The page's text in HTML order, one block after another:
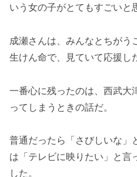
いう女の子がとてもすごいと
成瀬さんは、みんなとちがう
生けん命で、見ていて応援し
一番心に残ったのは、西武大
ってしまうときの話だ。
普通だったら「さびしいな」
は「テレビに映りたい」と言
した。